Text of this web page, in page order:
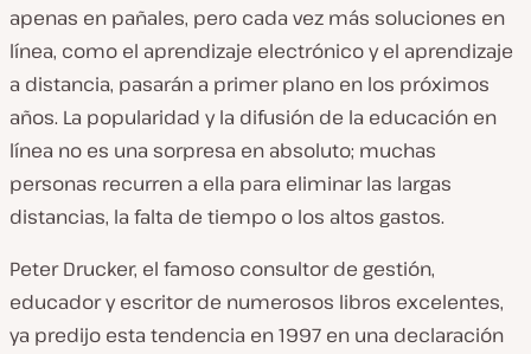
apenas en pañales, pero cada vez más soluciones en
línea, como el aprendizaje electrónico y el aprendizaje
a distancia, pasarán a primer plano en los próximos
años. La popularidad y la difusión de la educación en
línea no es una sorpresa en absoluto; muchas
personas recurren a ella para eliminar las largas
distancias, la falta de tiempo o los altos gastos.
Peter Drucker, el famoso consultor de gestión,
educador y escritor de numerosos libros excelentes,
ya predijo esta tendencia en 1997 en una declaración